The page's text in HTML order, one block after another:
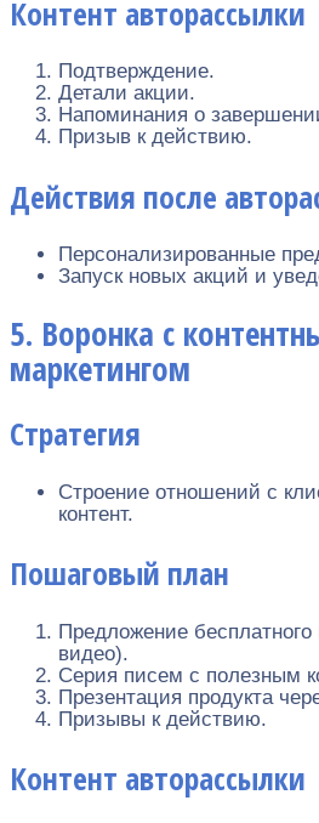
Контент авторассылки
Подтверждение.
Детали акции.
Напоминания о
Призыв к действию.
Действия после
Персонализированные
Запуск новых акций и
5. Воронка с
маркетингом
Стратегия
Строение отношений с
контент.
Пошаговый план
Предложение бесплатного
видео).
Серия писем с полезным
Презентация продукта
Призывы к действию.
Контент авторассылки